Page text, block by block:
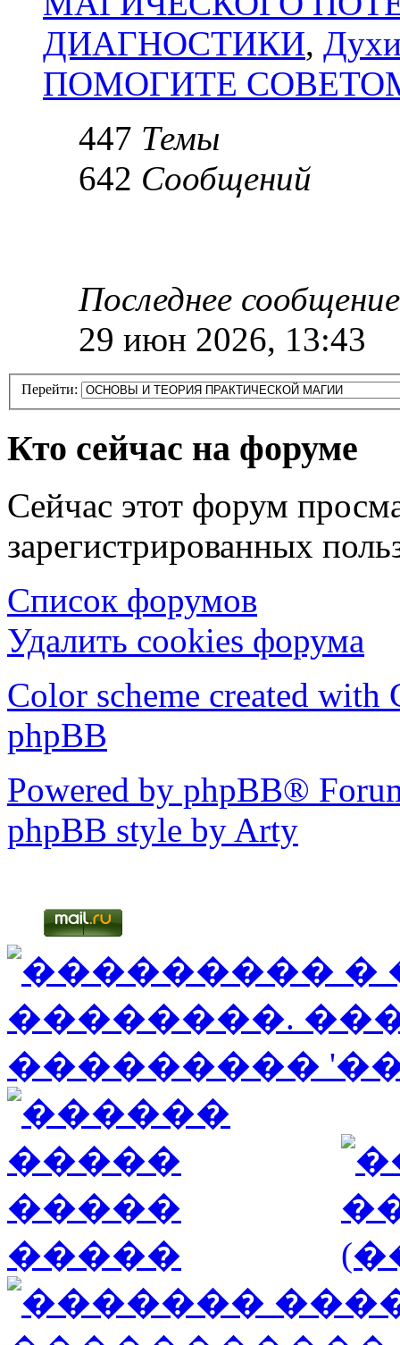
ДИАГНОСТИКИ,
ПОМОГИТЕ
447 Темы
642 Сообщений
Последнее сообщение
29 июн 2026, 13:43
Перейти:
Кто сейчас на форуме
Сейчас этот форум
зарегистрированных
Список форумов
Удалить cookies форума
Color scheme created with
phpBB
Powered by phpBB®
phpBB style by Arty